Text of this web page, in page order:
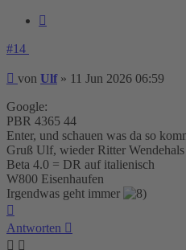
#14
Beitrag
von Ulf» 11 Jun 2026 06:59
Google:
PBR 4365 44
Enter, und schauen was da so
Gruß Ulf, wieder Ritter
Beta 4.0 = DR auf italienisch
W800 Eisenhaufen
Irgendwas geht immer
Antworten